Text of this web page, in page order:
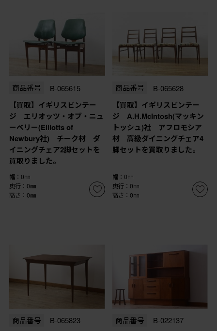
商品番号 B-065615
【買取】イギリスビンテー
ジ エリオッツ・オブ・ニュ
ーべリー(Elliotts of
Newbury社) チーク材 ダ
イニングチェア2脚セットを
買取りました。
幅：0㎜
奥行：0㎜
高さ：0㎜
商品番号 B-065628
【買取】イギリスビンテー
ジ A.H.McIntosh(マッキン
トッシュ)社 アフロモシア
材 高級ダイニングチェア4
脚セットを買取りました。
幅：0㎜
奥行：0㎜
高さ：0㎜
商品番号 B-065823 商品番号 B-022137